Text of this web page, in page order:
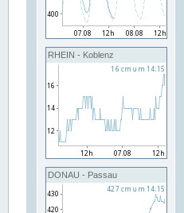
RHEIN - Koblenz
DONAU - Passau